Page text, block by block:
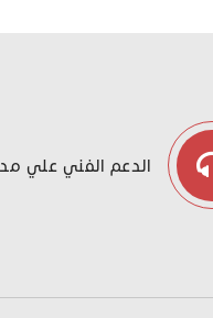
الدعم الفني علي